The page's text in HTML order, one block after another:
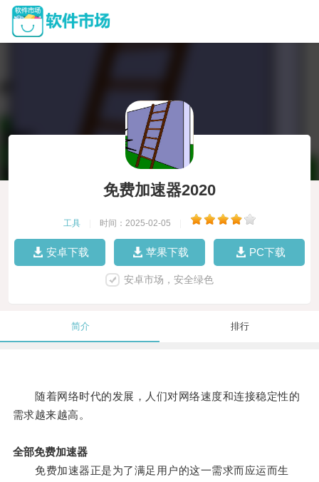
免费加速器2020
工具 时间：2025-02-05
安卓下载 苹果下载 PC下载
安卓市场，安全绿色
简介 排行
随着网络时代的发展，人们对网络速度和连接稳定性的
需求越来越高。
全部免费加速器
免费加速器正是为了满足用户的这一需求而应运而生